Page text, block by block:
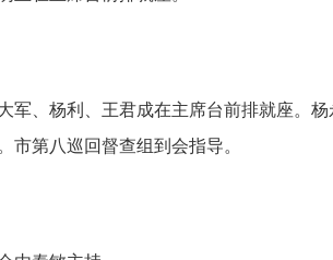
军、杨利、王君成在主席台前排就座。
市第八巡回督查组到会指导。